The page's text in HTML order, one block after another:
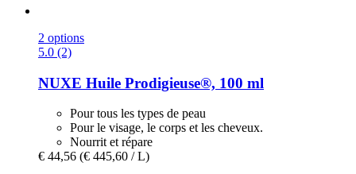
2 options
5.0 (2)
NUXE Huile Prodigieuse®, 100 ml
Pour tous les types de peau
Pour le visage, le corps et les cheveux.
Nourrit et répare
€ 44,56 (€ 445,60 / L)